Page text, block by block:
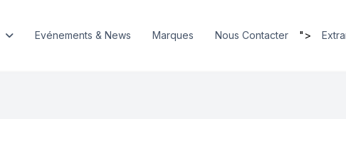
Evénements & News Marques Nous Contacter ">